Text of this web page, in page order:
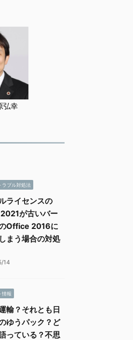
弘幸
ラブル対処法
ライセンスの
が古いバー
Office 2016に
まう場合の対処
14
情報
輸？それとも日
ゆうパック？ど
っている？不思